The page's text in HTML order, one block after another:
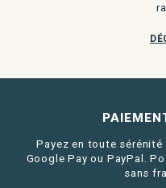
Payez en toute sérénité
Google Pay ou PayPal.
sans